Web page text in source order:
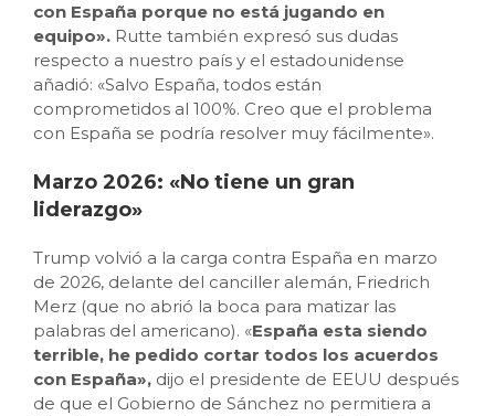
con España porque no está jugando en
equipo». Rutte también expresó sus dudas
respecto a nuestro país y el estadounidense
añadió: «Salvo España, todos están
comprometidos al 100%. Creo que el problema
con España se podría resolver muy fácilmente».
Marzo 2026: «No tiene un gran
liderazgo»
Trump volvió a la carga contra España en marzo
de 2026, delante del canciller alemán, Friedrich
Merz (que no abrió la boca para matizar las
palabras del americano). «España esta siendo
terrible, he pedido cortar todos los acuerdos
con España», dijo el presidente de EEUU después
de que el Gobierno de Sánchez no permitiera a